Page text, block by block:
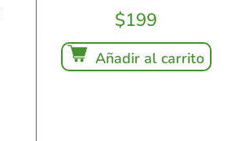
$199
Añadir al carrito